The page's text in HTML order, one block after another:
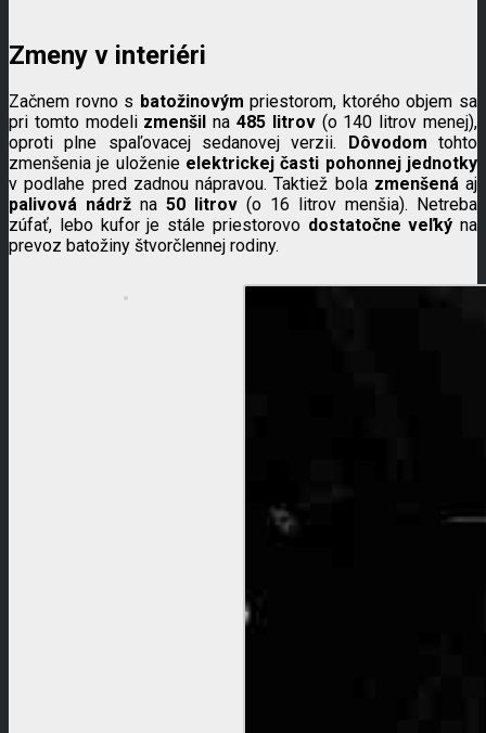
Zmeny v interiéri
Začnem rovno s batožinovým priestorom, ktorého objem sa
pri tomto modeli zmenšil na485 litrov(o 140 litrov menej),
oproti plne spaľovacej sedanovej verzii.
Dôvodom tohto
zmenšenia je uloženie elektrickej časti pohonnej jednotky
v podlahe pred zadnou nápravou. Taktiež bola zmenšenáaj
palivová nádrž na 50 litrov (o 16 litrov menšia). Netreba
zúfať, lebo kufor je stále priestorovo dostatočne veľký na
prevoz batožiny štvorčlennej rodiny.